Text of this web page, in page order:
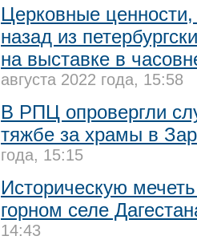
Церковные
назад из
на выставке в
августа 2022 года, 15:58
В РПЦ опровергли
тяжбе за храмы в
года, 15:15
Историческую
горном селе
14:43